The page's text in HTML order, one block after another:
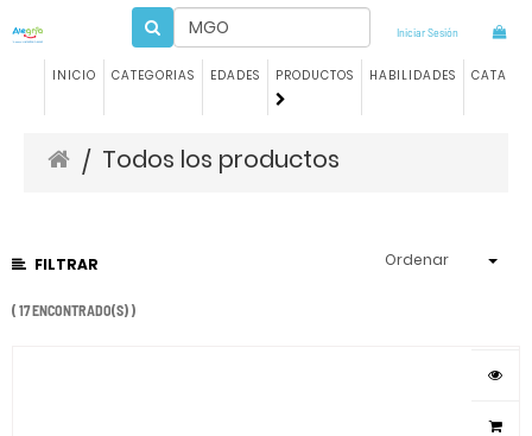
Iniciar Sesión
INICIO CATEGORIAS EDADES PRODUCTOS HABILIDADES
/ Todos los productos
FILTRAR
( 17 ENCONTRADO(S) )
Ordenar